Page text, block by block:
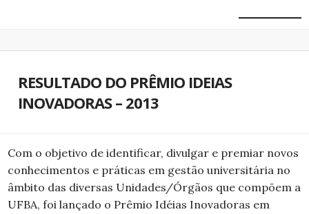
RESULTADO DO PRÊMIO IDEIAS
INOVADORAS – 2013
Com o objetivo de identificar, divulgar e premiar novos
conhecimentos e práticas em gestão universitária no
âmbito das diversas Unidades/Órgãos que compõem a
UFBA, foi lançado o Prêmio Idéias Inovadoras em